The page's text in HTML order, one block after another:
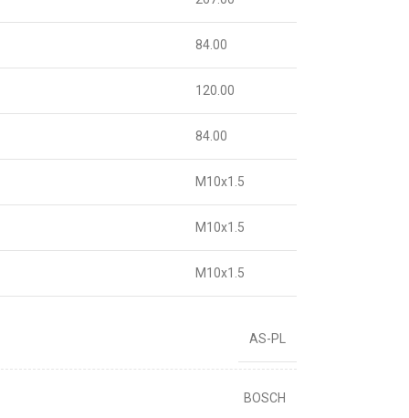
84.00
120.00
84.00
M10x1.5
M10x1.5
M10x1.5
AS-PL
BOSCH